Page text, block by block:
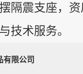
隔震支座，
技术服务。
有限公司